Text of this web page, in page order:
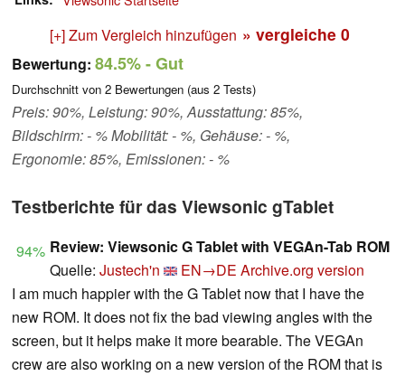
[+] Zum Vergleich hinzufügen » vergleiche 0
Bewertung: 84.5%- Gut
Durchschnitt von 2 Bewertungen (aus 2 Tests)
Preis: 90%, Leistung: 90%, Ausstattung: 85%,
Bildschirm: - % Mobilität: - %, Gehäuse: - %,
Ergonomie: 85%, Emissionen: - %
Testberichte für das Viewsonic gTablet
94% Review: Viewsonic G Tablet with VEGAn-Tab ROM
Quelle: Justech'n EN→DE Archive.org version
I am much happier with the G Tablet now that I have the
new ROM. It does not fix the bad viewing angles with the
screen, but it helps make it more bearable. The VEGAn
crew are also working on a new version of the ROM that is